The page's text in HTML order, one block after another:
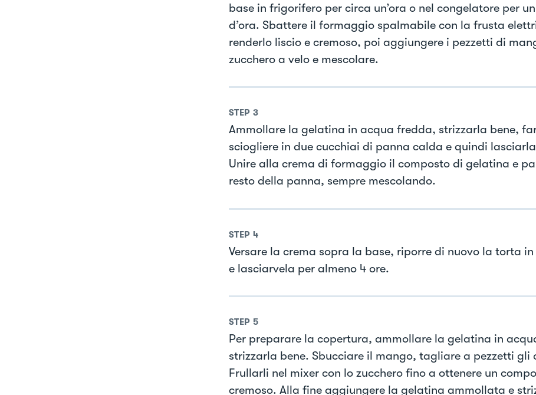
base in frigorifero per circa un’ora o nel congelatore per
d’ora. Sbattere il formaggio spalmabile con la frusta
renderlo liscio e cremoso, poi aggiungere i pezzetti di
zucchero a velo e mescolare.
STEP 3
Ammollare la gelatina in acqua fredda, strizzarla bene,
sciogliere in due cucchiai di panna calda e quindi
Unire alla crema di formaggio il composto di gelatina e
resto della panna, sempre mescolando.
STEP 4
Versare la crema sopra la base, riporre di nuovo la torta
e lasciarvela per almeno 4 ore.
STEP 5
Per preparare la copertura, ammollare la gelatina in
strizzarla bene. Sbucciare il mango, tagliare a pezzetti gli
Frullarli nel mixer con lo zucchero fino a ottenere un
cremoso. Alla fine aggiungere la gelatina ammollata e